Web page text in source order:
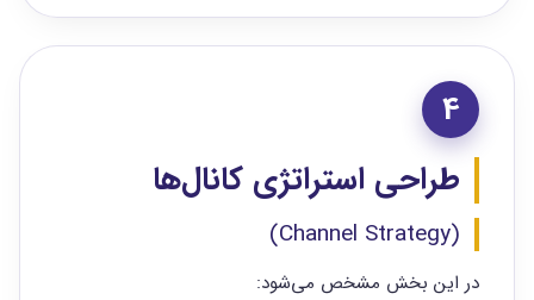
4
طراحی استراتژی کانال‌ها
(Channel Strategy)
در این بخش مشخص می‌شود: